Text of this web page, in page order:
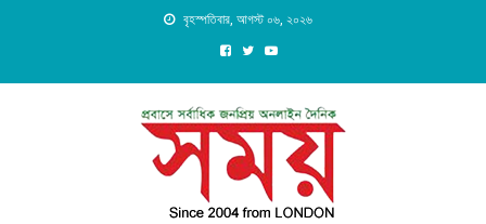
বৃহস্পতিবার, আগস্ট ০৬, ২০২৬